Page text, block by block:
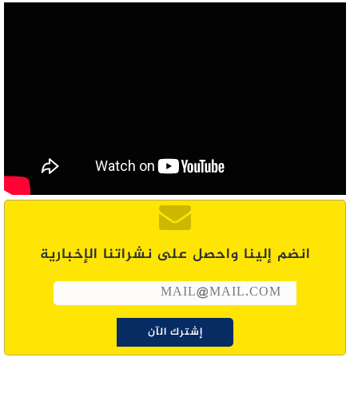
انضم إلينا واحصل على نشراتنا الإخبارية